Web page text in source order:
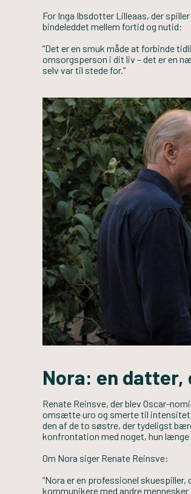
For Inga Ibsdotter Lilleaas, der
bindeleddet mellem fortid og nutid:
“Det er en smuk måde at forbinde
omsorgsperson i dit liv – det er en
selv var til stede for.”
Nora: en datter,
Renate Reinsve, der blev Oscar-
omsætte uro og smerte til intensitet
den af de to søstre, der tydeligst
konfrontation med noget, hun
Om Nora siger Renate Reinsve:
“Nora er en professionel
kommunikere med andre